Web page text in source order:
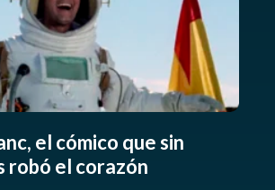
el cómico que sin
robó el corazón